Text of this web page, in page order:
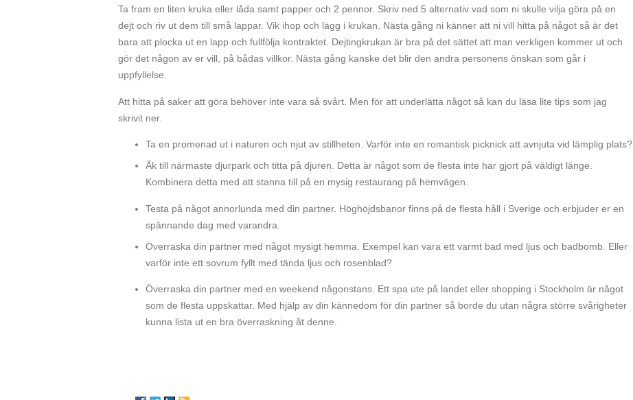
Ta fram en liten kruka eller låda samt papper och 2 pennor. Skriv ned 5 alternativ vad som ni skulle vilja göra på en
dejt och riv ut dem till små lappar. Vik ihop och lägg i krukan. Nästa gång ni känner att ni vill hitta på något så är det
bara att plocka ut en lapp och fullfölja kontraktet. Dejtingkrukan är bra på det sättet att man verkligen kommer ut och
gör det någon av er vill, på bådas villkor. Nästa gång kanske det blir den andra personens önskan som går i
uppfyllelse.
Att hitta på saker att göra behöver inte vara så svårt. Men för att underlätta något så kan du läsa lite tips som jag
skrivit ner.
Ta en promenad ut i naturen och njut av stillheten. Varför inte en romantisk picknick att avnjuta vid lämplig plats?
Åk till närmaste djurpark och titta på djuren. Detta är något som de flesta inte har gjort på väldigt länge.
Kombinera detta med att stanna till på en mysig restaurang på hemvägen.
Testa på något annorlunda med din partner. Höghöjdsbanor finns på de flesta håll i Sverige och erbjuder er en
spännande dag med varandra.
Överraska din partner med något mysigt hemma. Exempel kan vara ett varmt bad med ljus och badbomb. Eller
varför inte ett sovrum fyllt med tända ljus och rosenblad?
Överraska din partner med en weekend någonstans. Ett spa ute på landet eller shopping i Stockholm är något
som de flesta uppskattar. Med hjälp av din kännedom för din partner så borde du utan några större svårigheter
kunna lista ut en bra överraskning åt denne.